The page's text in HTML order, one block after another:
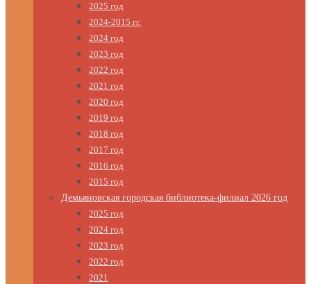
2025 год
2024-2015 гг.
2024 год
2023 год
2022 год
2021 год
2020 год
2019 год
2018 год
2017 год
2016 год
2015 год
Демьяновская городская библиотека-филиал 2026 год
2025 год
2024 год
2023 год
2022 год
2021